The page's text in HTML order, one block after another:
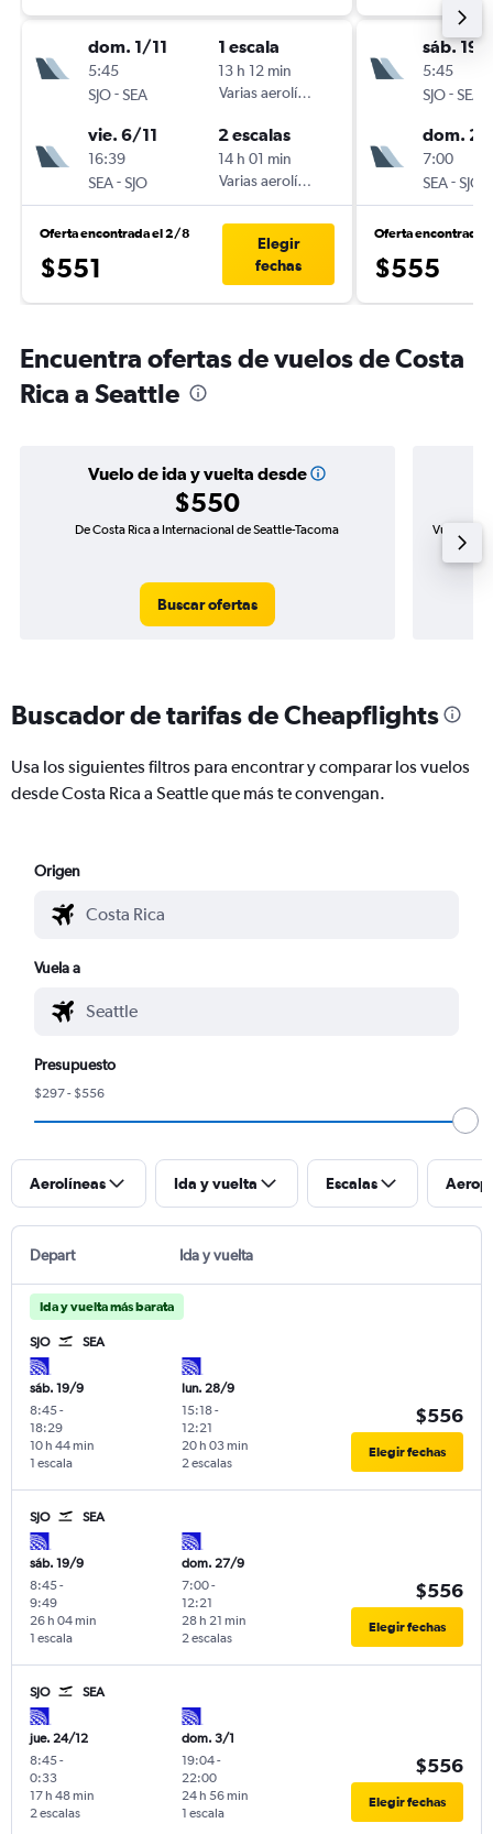
dom. 1/11
5:45
SJO-SEA
1 escala
13 h 12 min
Varias aerolíneas
vie. 6/11
16:39
SEA-SJO
2 escalas
14 h 01 min
Varias aerolíneas
Oferta encontrada el 2/8
$551
Elegir
fechas
sáb. 19/
5:45
SJO-SEA
dom.
7:00
SEA-SJO
Oferta encontrada
$555
Encuentra ofertas de vuelos de Costa
Rica a Seattle
Vuelo de ida y vuelta desde
$550
De Costa Rica a Internacional de Seattle-Tacoma
Buscar ofertas
Vuelo de
Buscador de tarifas de Cheapflights
Usa los siguientes filtros para encontrar y comparar los vuelos
desde Costa Rica a Seattle que más te convengan.
Origen
Vuela a
Presupuesto
$297 - $556
Aerolíneas Ida y vuelta Escalas
Depart Ida y vuelta
Ida y vuelta más barata
SJO SEA
sáb. 19/9
8:45-
18:29
1 escala
10 h 44 min
lun. 28/9
15:18-
12:21
2 escalas
20 h 03 min
$556
Elegir fechas
SJO SEA
sáb. 19/9
8:45-
9:49
1 escala
26 h 04 min
dom. 27/9
7:00-
12:21
2 escalas
28 h 21 min
$556
Elegir fechas
SJO SEA
jue. 24/12
8:45-
0:33
2 escalas
17 h 48 min
dom. 3/1
19:04-
22:00
1 escala
24 h 56 min
$556
Elegir fechas